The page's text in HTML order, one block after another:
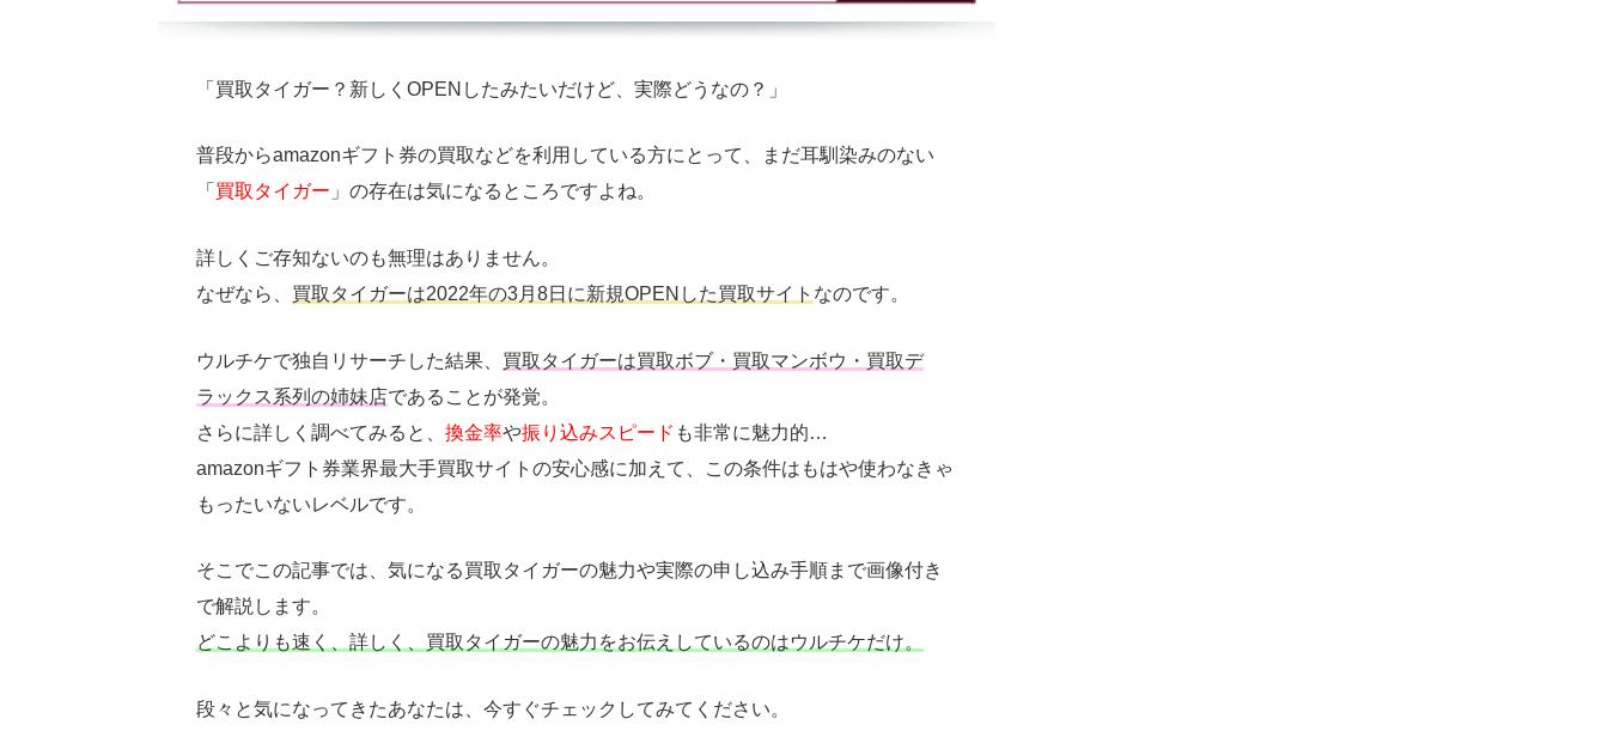
「買取タイガー？新しくOPENしたみたいだけど、実際どうなの？」
普段からamazonギフト券の買取などを利用している方にとって、まだ耳馴染みのない
「 買取タイガー 」の存在は気になるところですよね。
詳しくご存知ないのも無理はありません。
なぜなら、 買取タイガーは2022年の3月8日に新規OPENした買取サイト なのです。
ウルチケで独自リサーチした結果、 買取タイガーは買取ボブ・買取マンボウ・買取デ
ラックス系列の姉妹店であることが発覚。
さらに詳しく調べてみると、 換金率や振り込みスピード も非常に魅力的…
amazonギフト券業界最大手買取サイトの安心感に加えて、この条件はもはや使わなきゃ
もったいないレベルです。
そこでこの記事では、気になる買取タイガーの魅力や実際の申し込み手順まで画像付き
で解説します。
どこよりも速く、詳しく、買取タイガーの魅力をお伝えしているのはウルチケだけ。
段々と気になってきたあなたは、今すぐチェックしてみてください。